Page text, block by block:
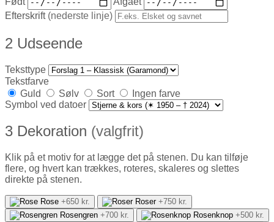
Efterskrift (nederste linje)
2 Udseende
Teksttype
Tekstfarve
Guld
Sølv Sort
Ingen farve
Symbol ved datoer
3 Dekoration (valgfrit)
Klik på et motiv for at lægge det på stenen. Du kan tilføje
flere, og hvert kan trækkes, roteres, skaleres og slettes
direkte på stenen.
Rose +650 kr. Roser +750 kr.
Rosengren +700 kr. Rosenknop +500 kr.